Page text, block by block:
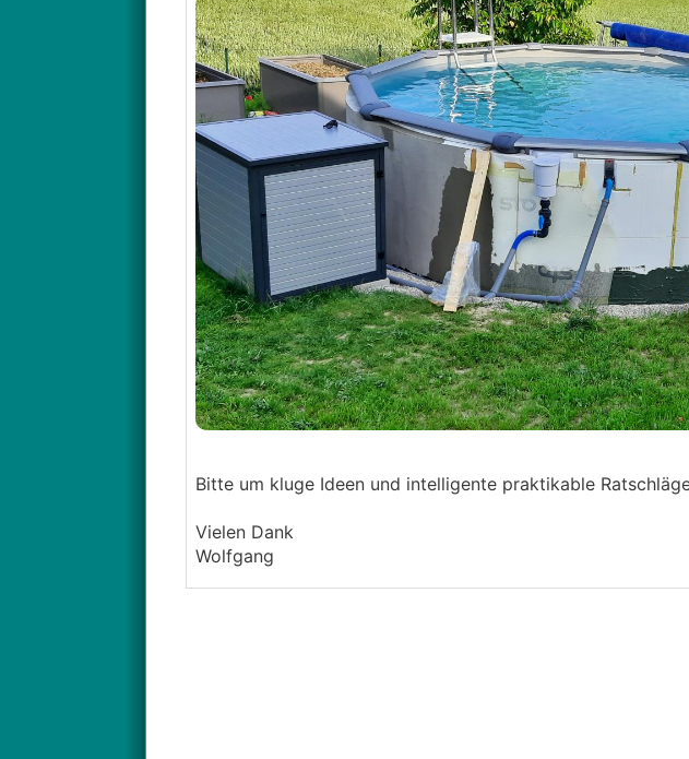
Bitte um kluge Ideen und intelligente praktikable
Vielen Dank
Wolfgang